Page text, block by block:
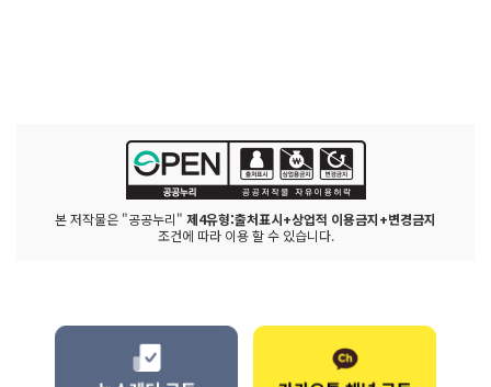
본 저작물은 "공공누리" 제4유형:출처표시+상업적 이용금지+변경금지
조건에 따라 이용 할 수 있습니다.